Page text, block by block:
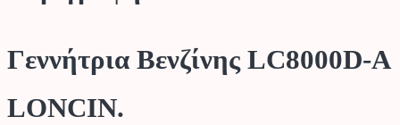
Γεννήτρια Βενζίνης LC8000D-A
LONCIN.